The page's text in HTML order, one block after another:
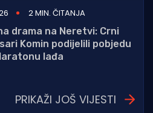
2 MIN. ČITANJA
drama na Neretvi: Crni
Komin podijelili pobjedu
lađa
PRIKAŽI JOŠ VIJESTI